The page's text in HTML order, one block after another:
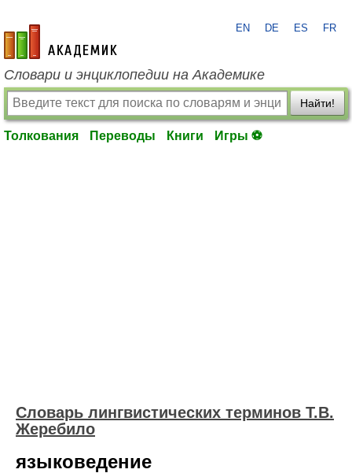
academic.ru
EN DE ES FR
Словари и энциклопедии на Академике
Найти!
Толкования Переводы Книги Игры ⚽
Словарь лингвистических терминов Т.В.
Жеребило
языковедение